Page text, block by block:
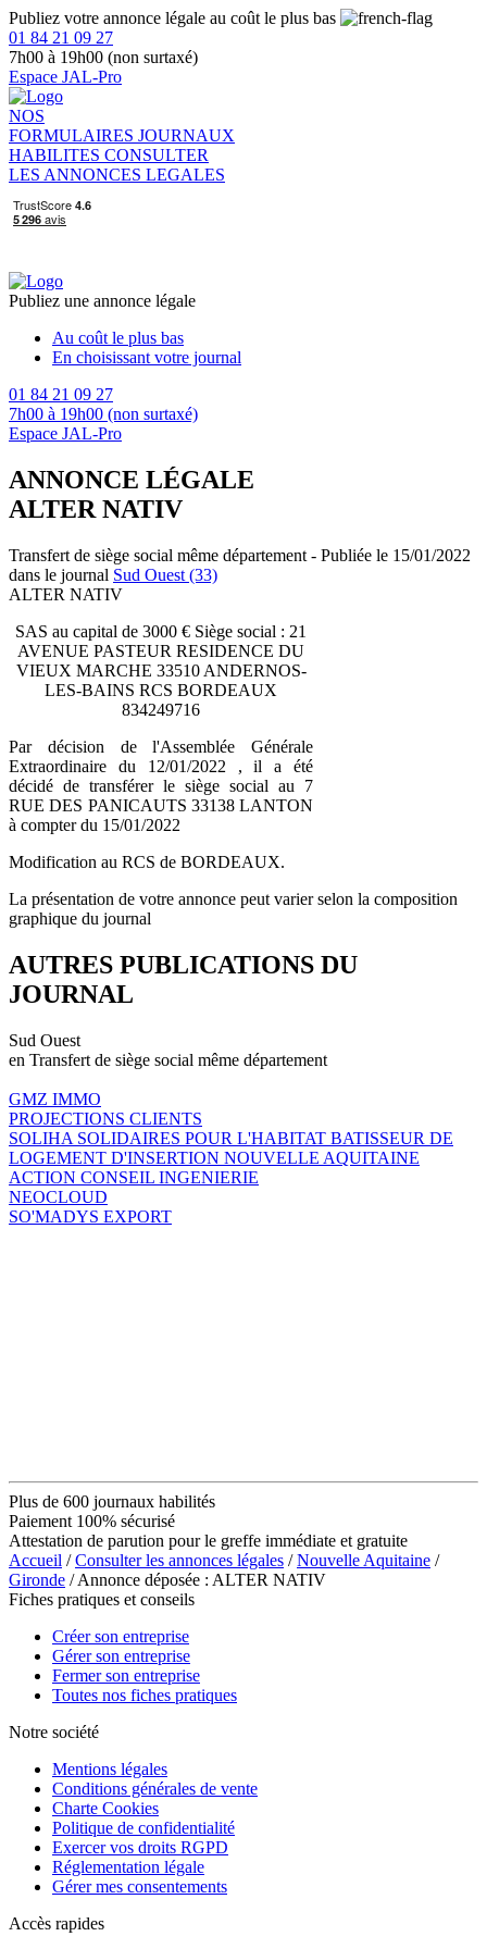
Publiez votre annonce légale au coût le plus bas
01 84 21 09 27
7h00 à 19h00 (non surtaxé)
Espace JAL-Pro
NOS
FORMULAIRES JOURNAUX
HABILITES CONSULTER
LES ANNONCES LEGALES
Publiez une annonce légale
Au coût le plus bas
En choisissant votre journal
01 84 21 09 27
7h00 à 19h00 (non surtaxé)
Espace JAL-Pro
ANNONCE LÉGALE
ALTER NATIV
Transfert de siège social même département - Publiée le 15/01/2022
dans le journal Sud Ouest (33)
ALTER NATIV
SAS au capital de 3000 € Siège social : 21
AVENUE PASTEUR RESIDENCE DU
VIEUX MARCHE 33510 ANDERNOS-
LES-BAINS RCS BORDEAUX
834249716
Par décision de l'Assemblée Générale
Extraordinaire du 12/01/2022 , il a été
décidé de transférer le siège social au 7
RUE DES PANICAUTS 33138 LANTON
à compter du 15/01/2022
Modification au RCS de BORDEAUX.
La présentation de votre annonce peut varier selon la composition
graphique du journal
AUTRES PUBLICATIONS DU
JOURNAL
Sud Ouest
en Transfert de siège social même département
GMZ IMMO
PROJECTIONS CLIENTS
SOLIHA SOLIDAIRES POUR L'HABITAT BATISSEUR DE
LOGEMENT D'INSERTION NOUVELLE AQUITAINE
ACTION CONSEIL INGENIERIE
NEOCLOUD
SO'MADYS EXPORT
Plus de 600 journaux habilités
Paiement 100% sécurisé
Attestation de parution pour le greffe immédiate et gratuite
Accueil /Consulter les annonces légales /Nouvelle Aquitaine /
Gironde / Annonce déposée : ALTER NATIV
Fiches pratiques et conseils
Créer son entreprise
Gérer son entreprise
Fermer son entreprise
Toutes nos fiches pratiques
Notre société
Mentions légales
Conditions générales de vente
Charte Cookies
Politique de confidentialité
Exercer vos droits RGPD
Réglementation légale
Gérer mes consentements
Accès rapides